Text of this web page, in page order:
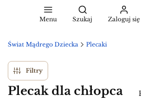
Menu
Otwórz
Szukaj Zaloguj się
Świat Mądrego Dziecka Plecaki
Filtry
Plecak dla chłopca